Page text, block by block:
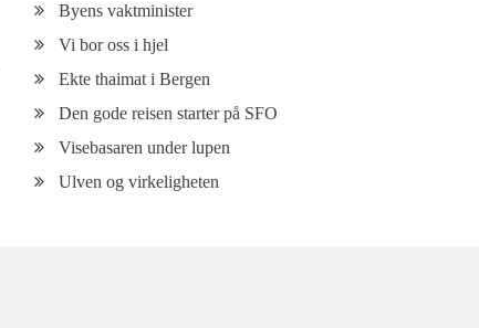
Byens vaktminister
Vi bor oss i hjel
Ekte thaimat i Bergen
Den gode reisen starter på SFO
Visebasaren under lupen
Ulven og virkeligheten